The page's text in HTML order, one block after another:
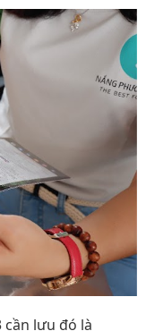
lưu đó là